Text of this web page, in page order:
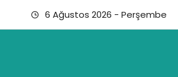
6 Ağustos 2026 - Perşembe